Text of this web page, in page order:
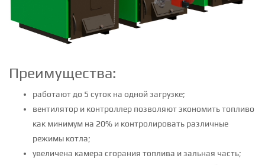
Преимущества:
работают до 5 суток на одной загрузке;
вентилятор и контроллер позволяют экономить топливо
как минимум на 20% и контролировать различные
режимы котла;
увеличена камера сгорания топлива и зальная часть;